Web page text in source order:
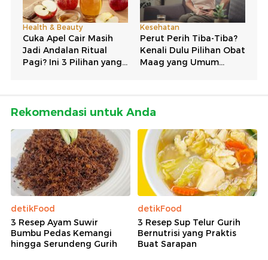
Rekomendasi untuk Anda
detikFood
3 Resep Ayam Suwir
Bumbu Pedas Kemangi
hingga Serundeng Gurih
detikFood
3 Resep Sup Telur Gurih
Bernutrisi yang Praktis
Buat Sarapan